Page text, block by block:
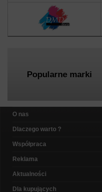
Popularne marki
O nas
Dlaczego warto ?
Współpraca
Reklama
Aktualności
Dla kupujących